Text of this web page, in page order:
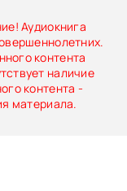
Аудиокнига
контента
наличие
контента -
материала.